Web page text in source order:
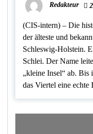
Redakteur
(CIS-intern) – Die
der älteste und
Schleswig-Holstein.
Schlei. Der Name
„kleine Insel“ ab. Bis
das Viertel eine